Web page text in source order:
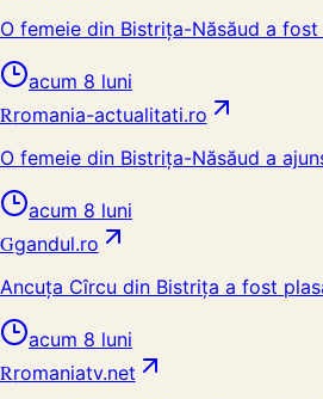
O femeie din Bistrița-Năsăud a
acum 8 luni
Rromania-actualitati.ro
O femeie din Bistrița-Năsăud a
acum 8 luni
Ggandul.ro
Ancuța Cîrcu din Bistrița a fost
acum 8 luni
Rromaniatv.net